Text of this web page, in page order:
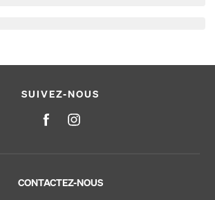
SUIVEZ-NOUS
CONTACTEZ-NOUS